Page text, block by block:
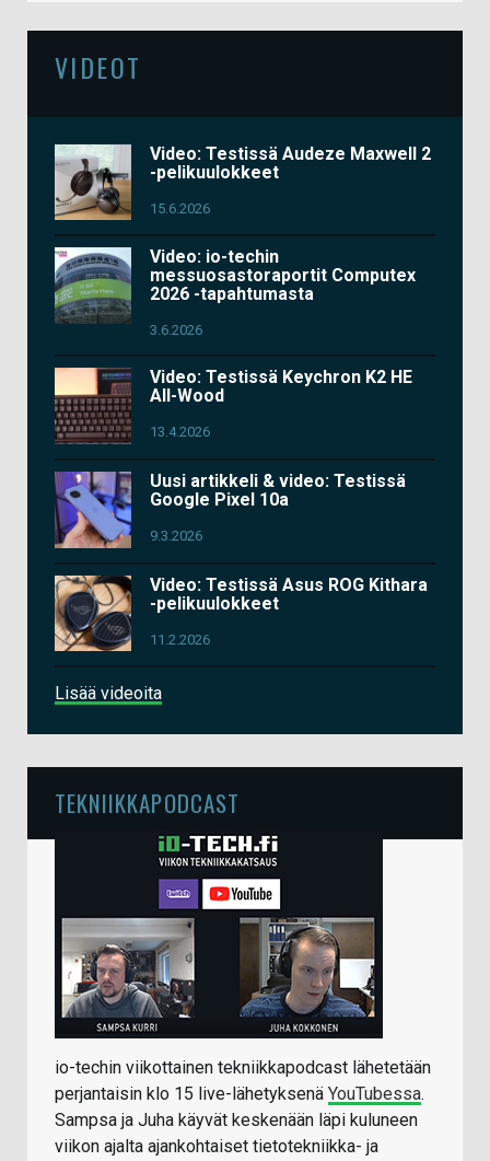
VIDEOT
Video: Testissä Audeze Maxwell 2
-pelikuulokkeet
15.6.2026
Video: io-techin
messuosastoraportit Computex
2026 -tapahtumasta
3.6.2026
Video: Testissä Keychron K2 HE
All-Wood
13.4.2026
Uusi artikkeli & video: Testissä
Google Pixel 10a
9.3.2026
Video: Testissä Asus ROG Kithara
-pelikuulokkeet
11.2.2026
Lisää videoita
TEKNIIKKAPODCAST
io-techin viikottainen tekniikkapodcast lähetetään
perjantaisin klo 15 live-lähetyksenä YouTubessa.
Sampsa ja Juha käyvät keskenään läpi kuluneen
viikon ajalta ajankohtaiset tietotekniikka- ja